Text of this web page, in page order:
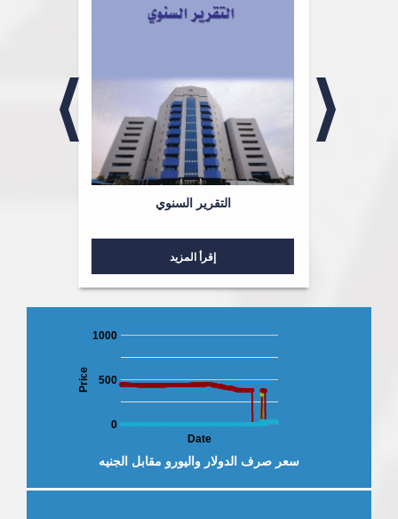
التقرير السنوي
إقرأ المزيد
0
500
1000
Date
Price
سعر صرف الدولار واليورو مقابل الجنيه